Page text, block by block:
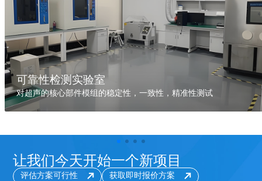
可靠性检测实验室
对超声的核心部件模组的稳定性，一致性，精准性测试
让我们今天开始一个新项目
评估方案可行性 获取即时报价方案